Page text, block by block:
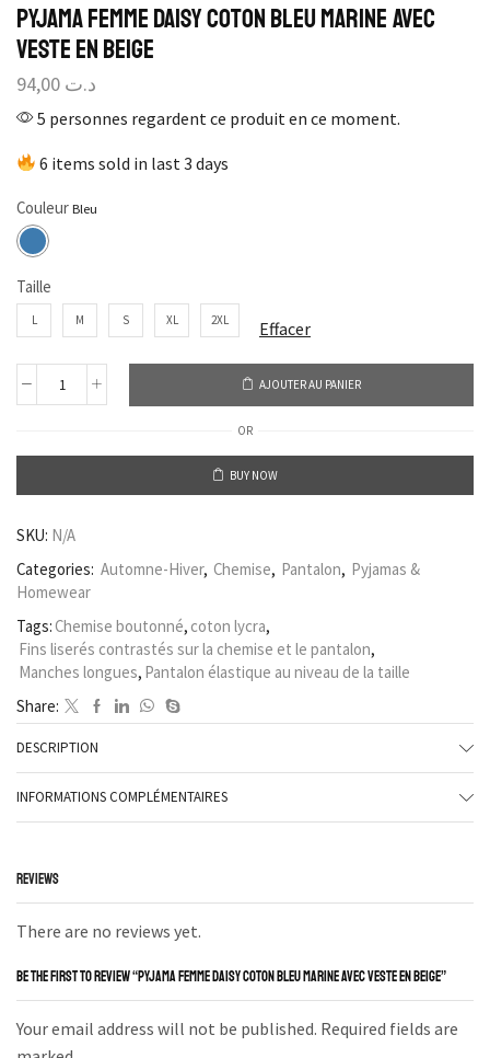
Pyjama Femme Daisy Coton Bleu Marine avec
veste en beige
د.ت
5 personnes regardent ce produit en ce moment.
6 items sold in last 3 days
Couleur
Taille
L M S XL 2XL Effacer
AJOUTER AU PANIER
OR
BUY NOW
SKU: N/A
Categories: Automne-Hiver, Chemise, Pantalon, Pyjamas &
Homewear
Tags: Chemise boutonné, coton lycra,
Fins liserés contrastés sur la chemise et le pantalon,
Manches longues, Pantalon élastique au niveau de la taille
Share:
DESCRIPTION
INFORMATIONS COMPLÉMENTAIRES
REVIEWS
There are no reviews yet.
BE THE FIRST TO REVIEW “PYJAMA FEMME DAISY COTON BLEU MARINE AVEC VESTE EN BEIGE”
Your email address will not be published. Required fields are